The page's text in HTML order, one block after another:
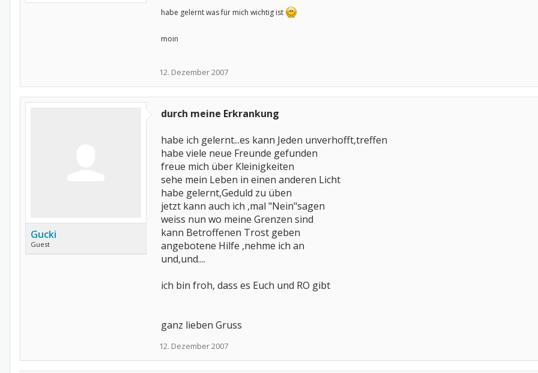
habe gelernt was für mich wichtig ist
moin
12. Dezember 2007
Gucki
Guest
durch meine Erkrankung
habe ich gelernt...es kann Jeden unverhofft,treffen
habe viele neue Freunde gefunden
freue mich über Kleinigkeiten
sehe mein Leben in einen anderen Licht
habe gelernt,Geduld zu üben
jetzt kann auch ich ,mal "Nein"sagen
weiss nun wo meine Grenzen sind
kann Betroffenen Trost geben
angebotene Hilfe ,nehme ich an
und,und....
ich bin froh, dass es Euch und RO gibt
ganz lieben Gruss
12. Dezember 2007